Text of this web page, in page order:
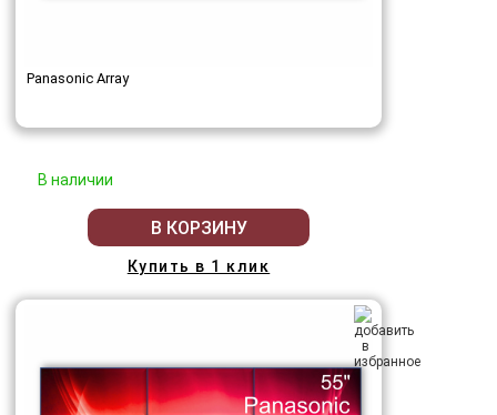
Panasonic Array
В наличии
В КОРЗИНУ
Купить в 1 клик